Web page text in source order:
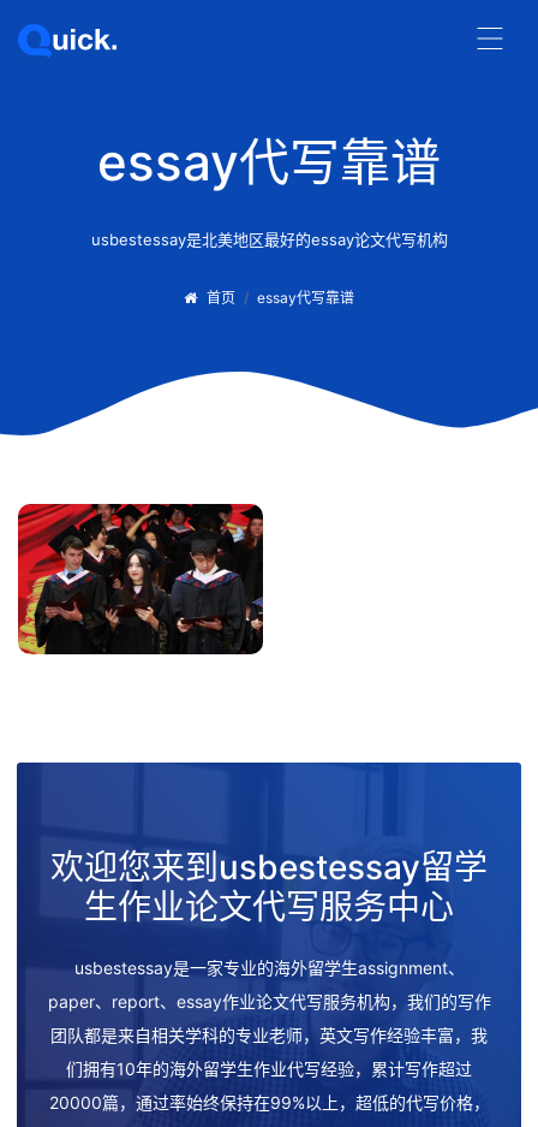
essay代写靠谱
usbestessay是北美地区最好的essay论文代写机构
首页 essay代写靠谱
欢迎您来到usbestessay留学
生作业论文代写服务中心
usbestessay是一家专业的海外留学生assignment、
paper、report、essay作业论文代写服务机构，我们的写作
团队都是来自相关学科的专业老师，英文写作经验丰富，我
们拥有10年的海外留学生作业代写经验，累计写作超过
20000篇，通过率始终保持在99%以上，超低的代写价格，